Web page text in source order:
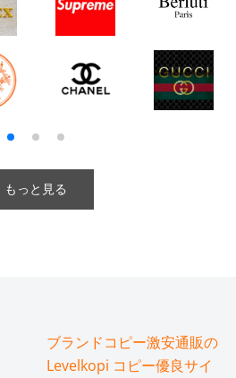
もっと見る
ブランドコピー激安通販の
Levelkopi コピー優良サイ